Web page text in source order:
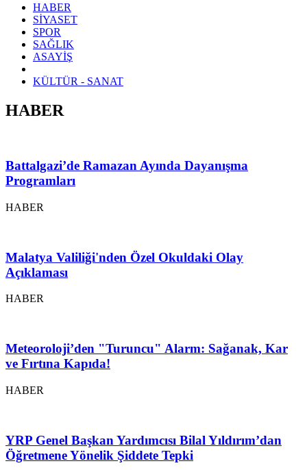
HABER
SİYASET
SPOR
SAĞLIK
ASAYİŞ
KÜLTÜR - SANAT
HABER
Battalgazi’de Ramazan Ayında Dayanışma
Programları
HABER
Malatya Valiliği'nden Özel Okuldaki Olay
Açıklaması
HABER
Meteoroloji’den "Turuncu" Alarm: Sağanak, Kar
ve Fırtına Kapıda!
HABER
YRP Genel Başkan Yardımcısı Bilal Yıldırım’dan
Öğretmene Yönelik Şiddete Tepki